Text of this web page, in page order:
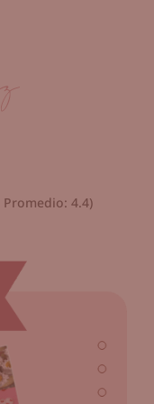
Promedio: 4.4)